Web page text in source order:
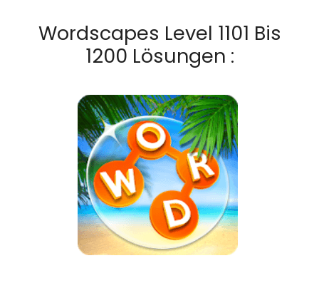
Wordscapes Level 1101 Bis
1200 Lösungen :